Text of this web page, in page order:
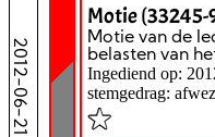
2012-06-21
Motie (33245-
Motie van de
belasten van
Ingediend op:
stemgedrag: